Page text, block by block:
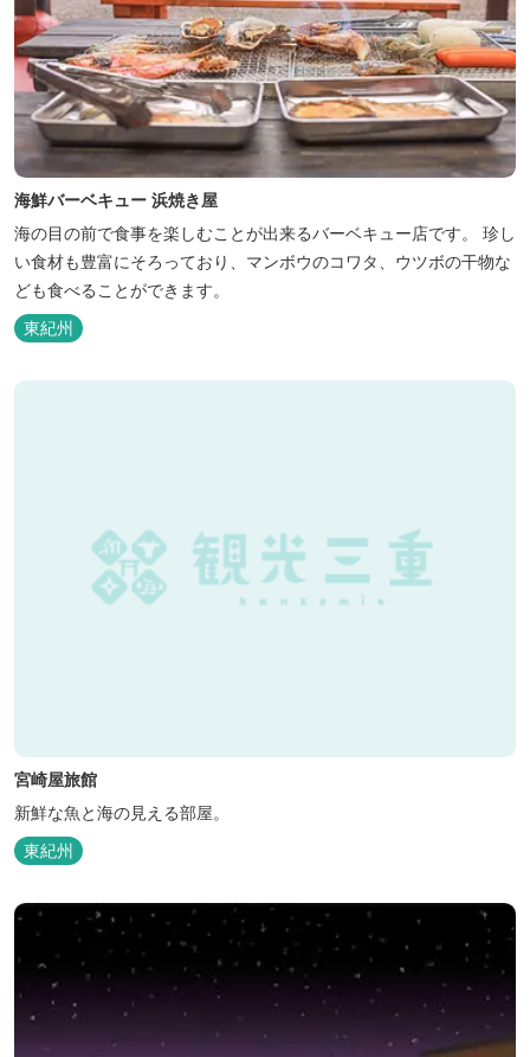
海鮮バーベキュー 浜焼き屋
海の目の前で食事を楽しむことが出来るバーベキュー店です。 珍し
い食材も豊富にそろっており、マンボウのコワタ、ウツボの干物な
ども食べることができます。
東紀州
宮崎屋旅館
新鮮な魚と海の見える部屋。
東紀州